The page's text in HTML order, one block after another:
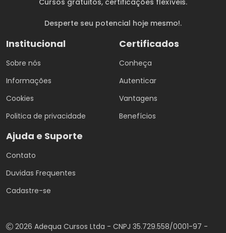
Cursos gratuitos, certificações flexíveis.
Desperte seu potencial hoje mesmo!.
Institucional
Sobre nós
Informações
Cookies
Politica de privacidade
Certificados
Conheça
Autenticar
Vantagens
Benefícios
Ajuda e Suporte
Contato
Duvidas Frequentes
Cadastre-se
2026 Adequa Cursos Ltda - CNPJ 35.729.558/0001-97 -